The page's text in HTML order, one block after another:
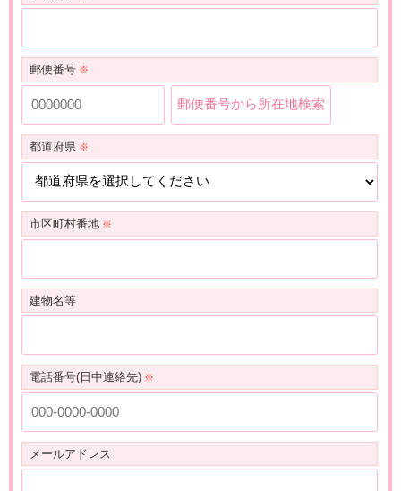
郵便番号
郵便番号から所在地検索
都道府県
市区町村番地
建物名等
電話番号(日中連絡先)
メールアドレス